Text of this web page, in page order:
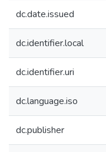
dc.date.issued
dc.identifier.local
dc.identifier.uri
dc.language.iso
dc.publisher